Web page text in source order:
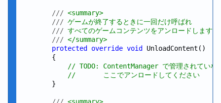
/// <summary>
/// ゲームが終了するときに一回だけ呼ばれ
/// すべてのゲームコンテンツをアンロードします
/// </summary>
protected
override void
UnloadContent()
        {
// TODO: ContentManager で管理されていな
//       ここでアンロードしてください
        }